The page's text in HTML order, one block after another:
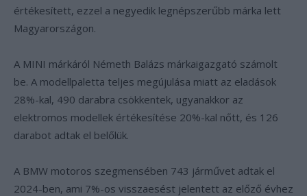
értékesített, ezzel a negyedik legnépszerűbb márka lett
Magyarországon.
A MINI márkáról Németh Balázs márkaigazgató számolt
be. A modellpaletta teljes megújulása miatt az eladások
28%-kal, 490 darabra csökkentek, ugyanakkor az
elektromos modellek értékesítése 20%-kal nőtt, és 126
darabot adtak el belőlük.
A BMW motoros szegmensében 743 járművet adtak el
2024-ben, ami 7%-os visszaesést jelentett az előző évhez